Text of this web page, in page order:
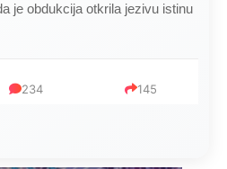
je obdukcija otkrila jezivu istinu
234 145